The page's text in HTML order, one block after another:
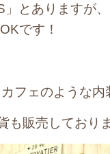
とありますが
です！
フェのような内
も販売しており